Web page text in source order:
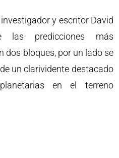
y escritor David
las predicciones más
dos bloques, por un lado se
un clarividente destacado
en el terreno